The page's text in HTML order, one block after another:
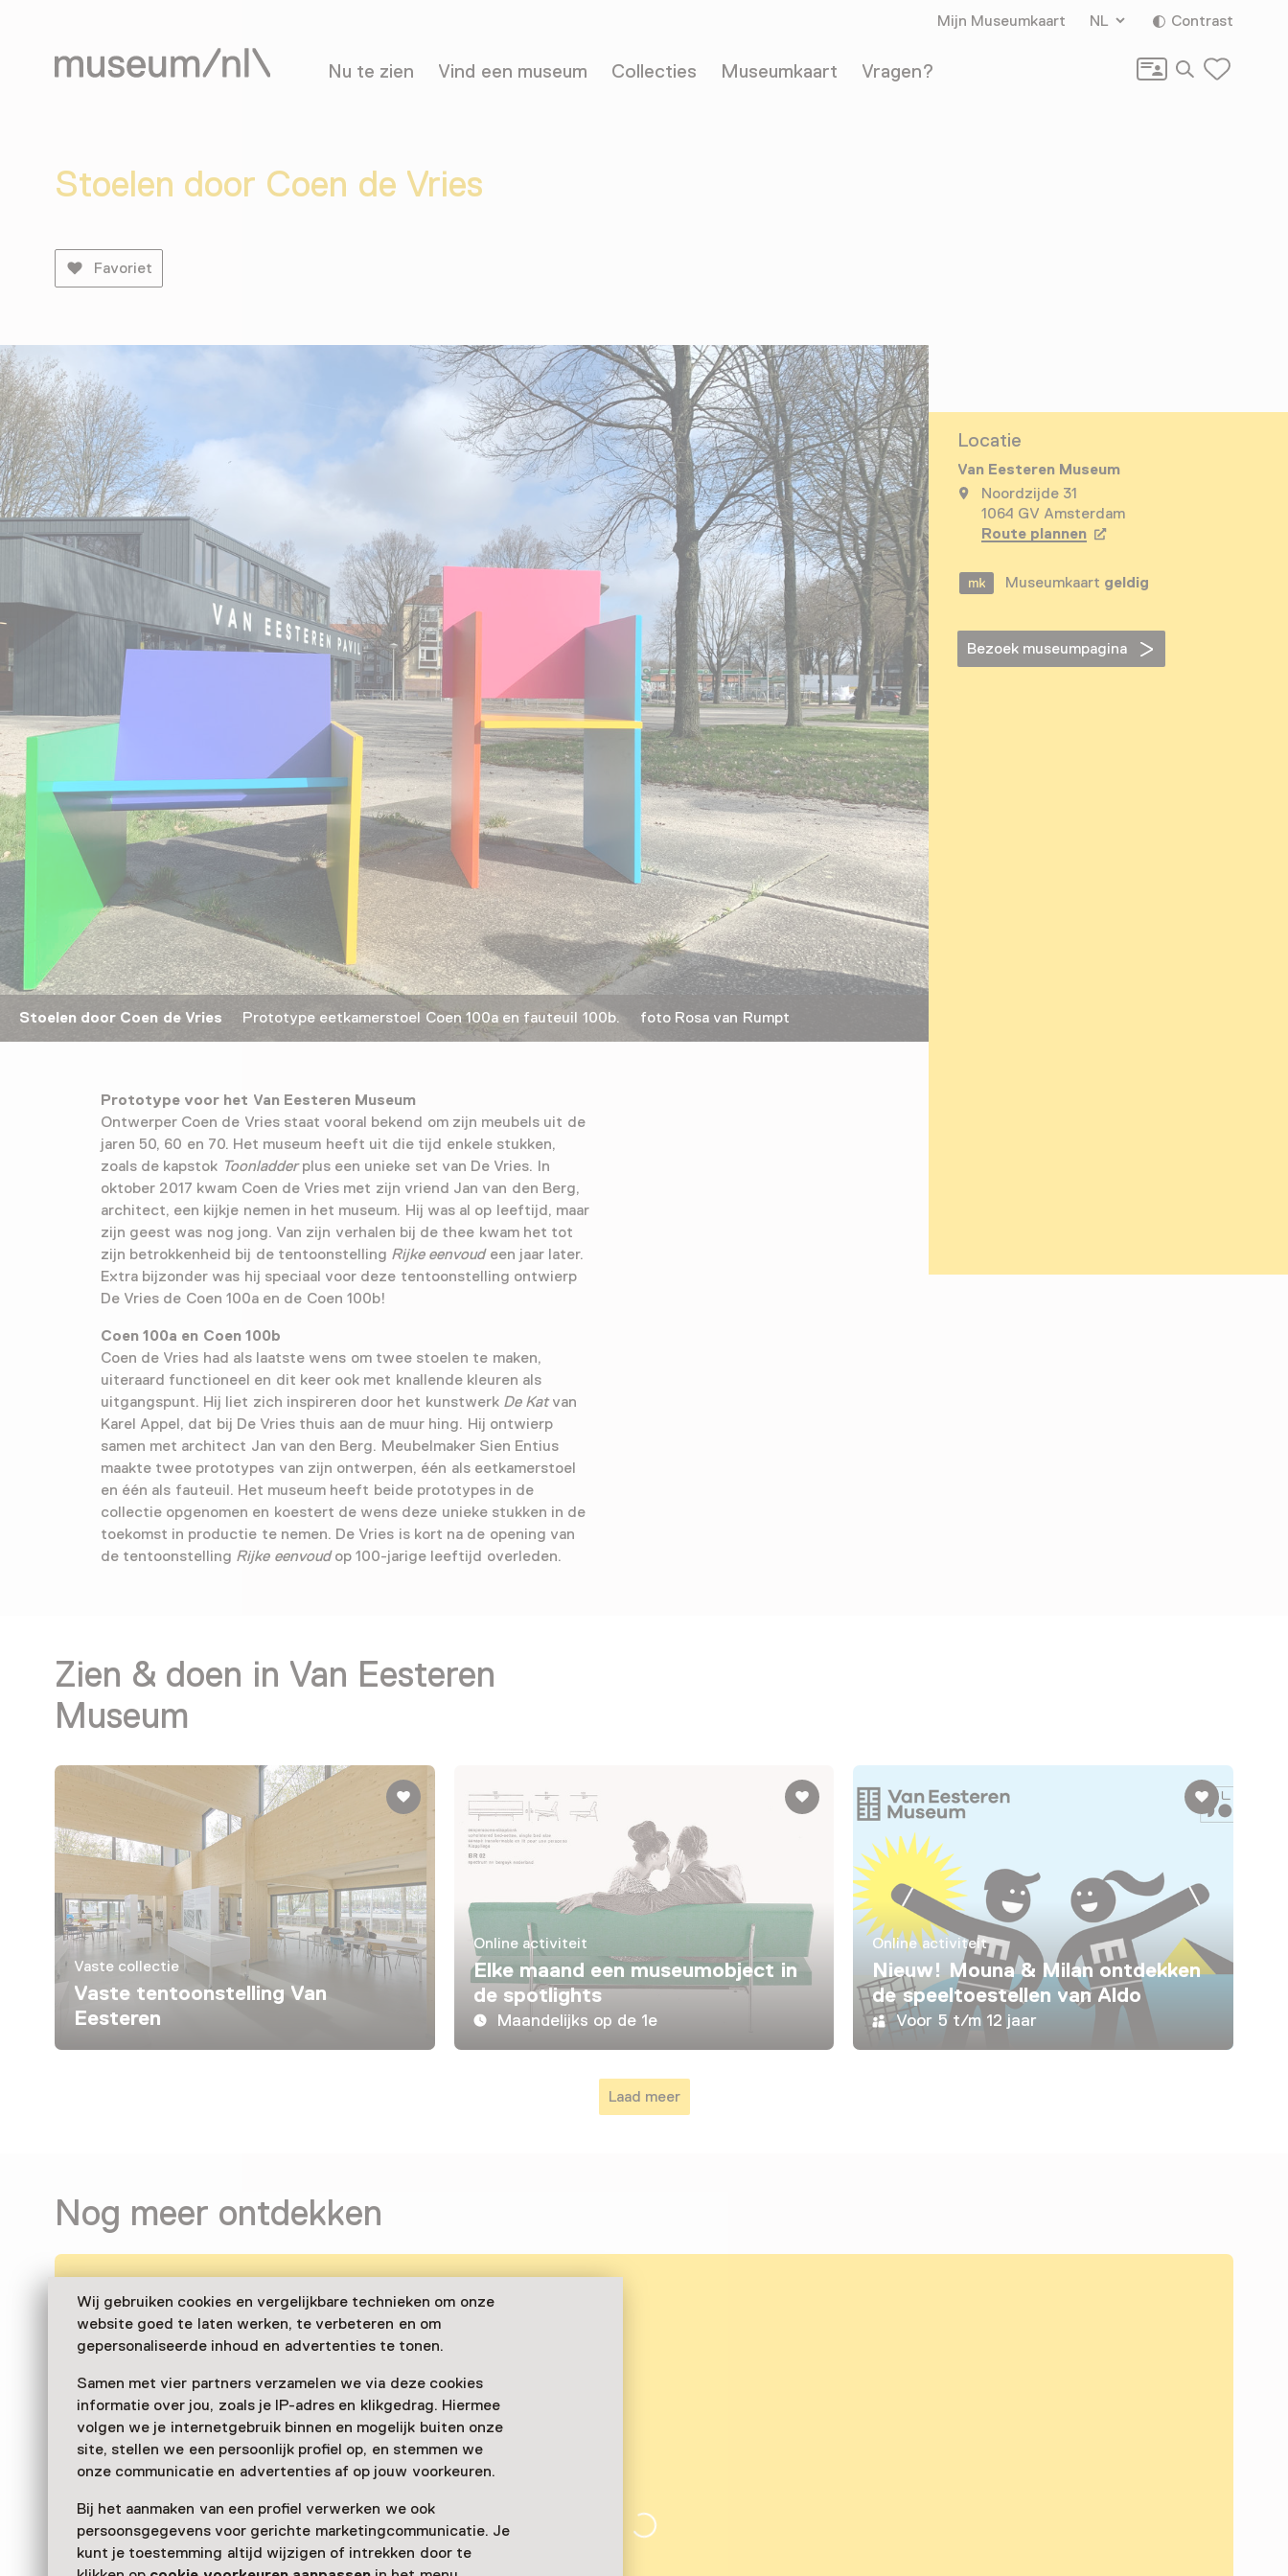
Wij gebruiken cookies en vergelijkbare technieken om onze
website goed te laten werken, te verbeteren en om
gepersonaliseerde inhoud en advertenties te tonen.
Samen met vier partners verzamelen we via deze cookies
informatie over jou, zoals je IP-adres en klikgedrag. Hiermee
volgen we je internetgebruik binnen en mogelijk buiten onze
site, stellen we een persoonlijk profiel op, en stemmen we
onze communicatie en advertenties af op jouw voorkeuren.
Bij het aanmaken van een profiel verwerken we ook
persoonsgegevens voor gerichte marketingcommunicatie. Je
kunt je toestemming altijd wijzigen of intrekken door te
Nu te zien Vind een museum Collecties Museumkaart Vragen?
Mijn Museumkaart NL Contrast
Zoeken
Stoelen door Coen de Vries
Favoriet
Stoelen door Coen de Vries Prototype eetkamerstoel Coen 100a en fauteuil 100b. foto Rosa van Rumpt
Prototype voor het Van Eesteren Museum
Ontwerper Coen de Vries staat vooral bekend om zijn meubels uit de
jaren 50, 60 en 70. Het museum heeft uit die tijd enkele stukken,
zoals de kapstok Toonladderplus een unieke set van De Vries. In
oktober 2017 kwam Coen de Vries met zijn vriend Jan van den Berg,
architect, een kijkje nemen in het museum. Hij was al op leeftijd, maar
zijn geest was nog jong. Van zijn verhalen bij de thee kwam het tot
zijn betrokkenheid bij de tentoonstelling Rijke eenvoudeen jaar later.
Extra bijzonder was hij speciaal voor deze tentoonstelling ontwierp
De Vries de Coen 100a en de Coen 100b!
Coen 100a en Coen 100b
Coen de Vries had als laatste wens om twee stoelen te maken,
uiteraard functioneel en dit keer ook met knallende kleuren als
uitgangspunt. Hij liet zich inspireren door het kunstwerk De Katvan
Karel Appel, dat bij De Vries thuis aan de muur hing. Hij ontwierp
samen met architect Jan van den Berg. Meubelmaker Sien Entius
maakte twee prototypes van zijn ontwerpen, één als eetkamerstoel
en één als fauteuil. Het museum heeft beide prototypes in de
collectie opgenomen en koestert de wens deze unieke stukken in de
toekomst in productie te nemen. De Vries is kort na de opening van
de tentoonstelling Rijke eenvoudop 100-jarige leeftijd overleden.
Locatie
Van Eesteren Museum
Noordzijde 31
1064 GV Amsterdam
Route plannen Opent in een nieuw tabblad
Museumkaart geldig
Bezoek museumpagina
Zien & doen in Van Eesteren
Museum
Vaste collectie
Vaste tentoonstelling Van
Eesteren
Online activiteit
Elke maand een museumobject in
de spotlights
Maandelijks op de 1e
Online activiteit
Nieuw! Mouna & Milan ontdekken
de speeltoestellen van Aldo
Voor 5 t/m 12 jaar
Laad meer
Nog meer ontdekken